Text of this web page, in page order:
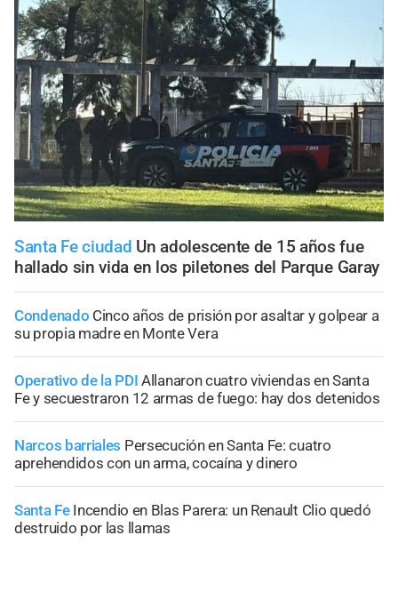
Santa Fe ciudad Un adolescente de 15 años fue
hallado sin vida en los piletones del Parque Garay
Condenado Cinco años de prisión por asaltar y golpear a
su propia madre en Monte Vera
Operativo de la PDI Allanaron cuatro viviendas en Santa
Fe y secuestraron 12 armas de fuego: hay dos detenidos
Narcos barriales Persecución en Santa Fe: cuatro
aprehendidos con un arma, cocaína y dinero
Santa Fe Incendio en Blas Parera: un Renault Clio quedó
destruido por las llamas